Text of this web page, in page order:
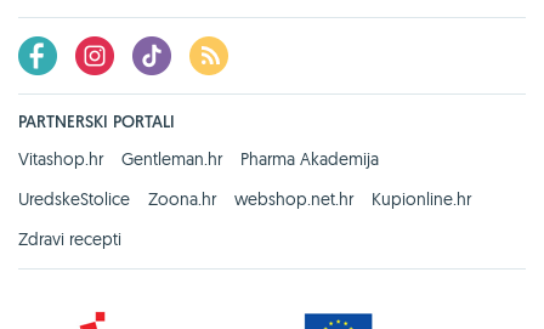
PARTNERSKI PORTALI
Vitashop.hr
Gentleman.hr
Pharma Akademija
UredskeStolice
Zoona.hr webshop.net.hr
Kupionline.hr
Zdravi recepti